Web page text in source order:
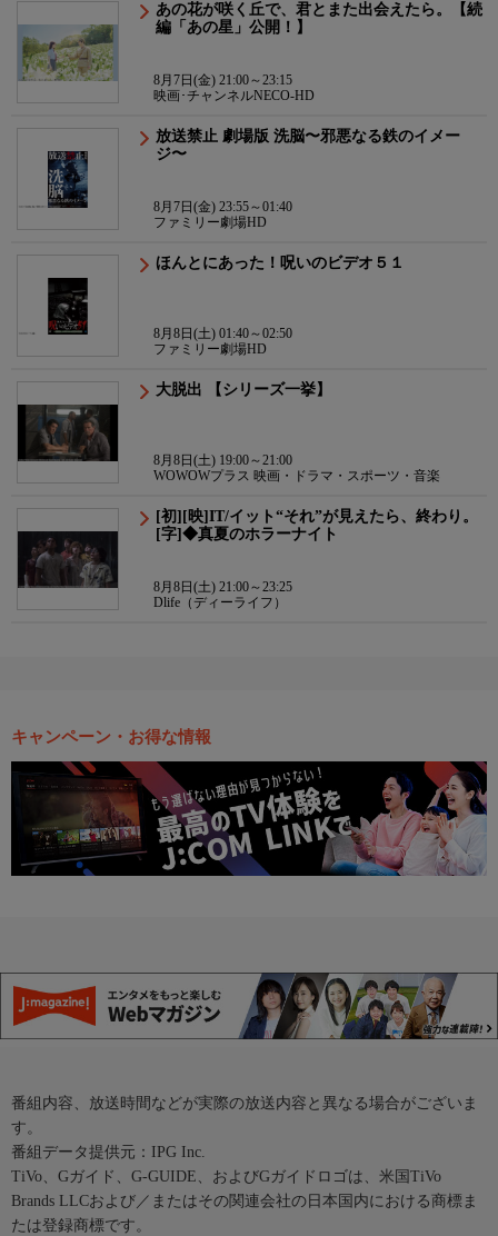
あの花が咲く丘で、君とまた出会えたら。【続
編「あの星」公開！】
8月7日(金) 21:00～23:15
映画･チャンネルNECO-HD
放送禁止 劇場版 洗脳〜邪悪なる鉄のイメー
ジ〜
8月7日(金) 23:55～01:40
ファミリー劇場HD
ほんとにあった！呪いのビデオ５１
8月8日(土) 01:40～02:50
ファミリー劇場HD
大脱出 【シリーズ一挙】
8月8日(土) 19:00～21:00
WOWOWプラス 映画・ドラマ・スポーツ・音楽
[初][映]IT/イット“それ”が見えたら、終わり。
[字]◆真夏のホラーナイト
8月8日(土) 21:00～23:25
Dlife（ディーライフ）
キャンペーン・お得な情報
番組内容、放送時間などが実際の放送内容と異なる場合がございま
す。
番組データ提供元：IPG Inc.
TiVo、Gガイド、G-GUIDE、およびGガイドロゴは、米国TiVo
Brands LLCおよび／またはその関連会社の日本国内における商標ま
たは登録商標です。